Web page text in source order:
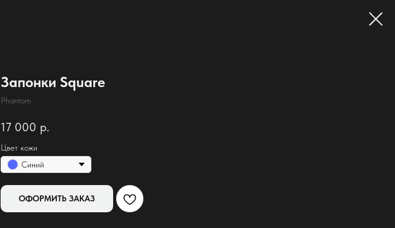
Запонки Square
Phantom
17 000 р.
Цвет кожи
Синий
ОФОРМИТЬ ЗАКАЗ